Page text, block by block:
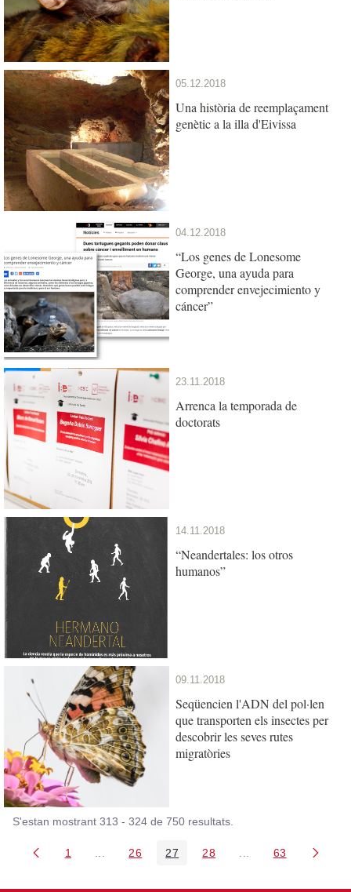
05.12.2018
Una història de reemplaçament
genètic a la illa d'Eivissa
04.12.2018
“Los genes de Lonesome
George, una ayuda para
comprender envejecimiento y
cáncer”
23.11.2018
Arrenca la temporada de
doctorats
14.11.2018
“Neandertales: los otros
humanos”
09.11.2018
Seqüencien l'ADN del pol·len
que transporten els insectes per
descobrir les seves rutes
migratòries
S'estan mostrant 313 - 324 de 750 resultats.
Pàgina
1 Pàgines intermèdies Utilitzeu TAB per navegar.
Pàgina
26 Pàgina
27 Pàgina
28 PàginesPàgina
63